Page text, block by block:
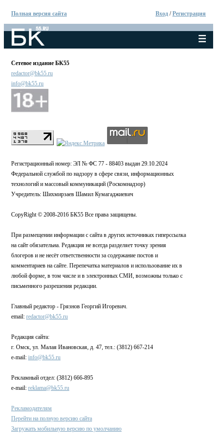
Полная версия сайта Вход /Регистрация
Сетевое издание БК55
redactor@bk55.ru
info@bk55.ru
Регистрационный номер: ЭЛ № ФС 77 - 88403 выдан 29.10.2024
Федеральной службой по надзору в сфере связи, информационных
технологий и массовый коммуникаций (Роскомнадзор)
Учредитель: Шихмирзаев Шамил Кумагаджиевич
CopyRight © 2008-2016 БК55 Все права защищены.
При размещении информации с сайта в других источниках гиперссылка
на сайт обязательна. Редакция не всегда разделяет точку зрения
блогеров и не несёт ответственности за содержание постов и
комментариев на сайте. Перепечатка материалов и использование их в
любой форме, в том числе и в электронных СМИ, возможны только с
письменного разрешения редакции.
Главный редактор - Грязнов Георгий Игоревич.
email: redactor@bk55.ru
Редакция сайта:
г. Омск, ул. Малая Ивановская, д. 47, тел.: (3812) 667-214
e-mail: info@bk55.ru
Рекламный отдел: (3812) 666-895
e-mail: reklama@bk55.ru
Рекламодателям
Перейти на полную версию сайта
Загружать мобильную версию по умолчанию